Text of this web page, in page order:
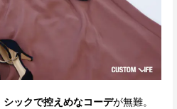
シックで控えめなコーデが無難。